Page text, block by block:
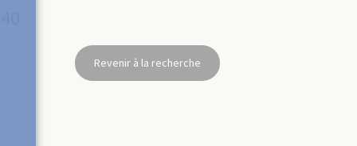
Revenir à la recherche